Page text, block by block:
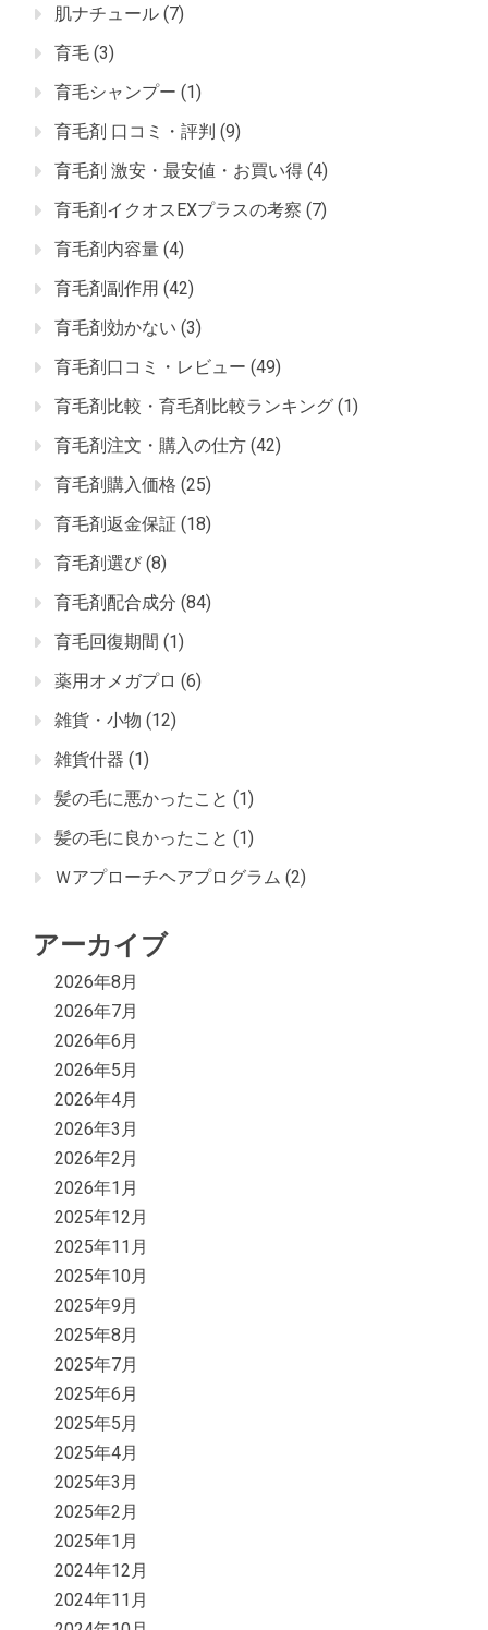
肌ナチュール (7)
育毛 (3)
育毛シャンプー (1)
育毛剤 口コミ・評判 (9)
育毛剤 激安・最安値・お買い得 (4)
育毛剤イクオスEXプラスの考察 (7)
育毛剤内容量 (4)
育毛剤副作用 (42)
育毛剤効かない (3)
育毛剤口コミ・レビュー (49)
育毛剤比較・育毛剤比較ランキング (1)
育毛剤注文・購入の仕方 (42)
育毛剤購入価格 (25)
育毛剤返金保証 (18)
育毛剤選び (8)
育毛剤配合成分 (84)
育毛回復期間 (1)
薬用オメガプロ (6)
雑貨・小物 (12)
雑貨什器 (1)
髪の毛に悪かったこと (1)
髪の毛に良かったこと (1)
Ｗアプローチヘアプログラム (2)
アーカイブ
2026年8月
2026年7月
2026年6月
2026年5月
2026年4月
2026年3月
2026年2月
2026年1月
2025年12月
2025年11月
2025年10月
2025年9月
2025年8月
2025年7月
2025年6月
2025年5月
2025年4月
2025年3月
2025年2月
2025年1月
2024年12月
2024年11月